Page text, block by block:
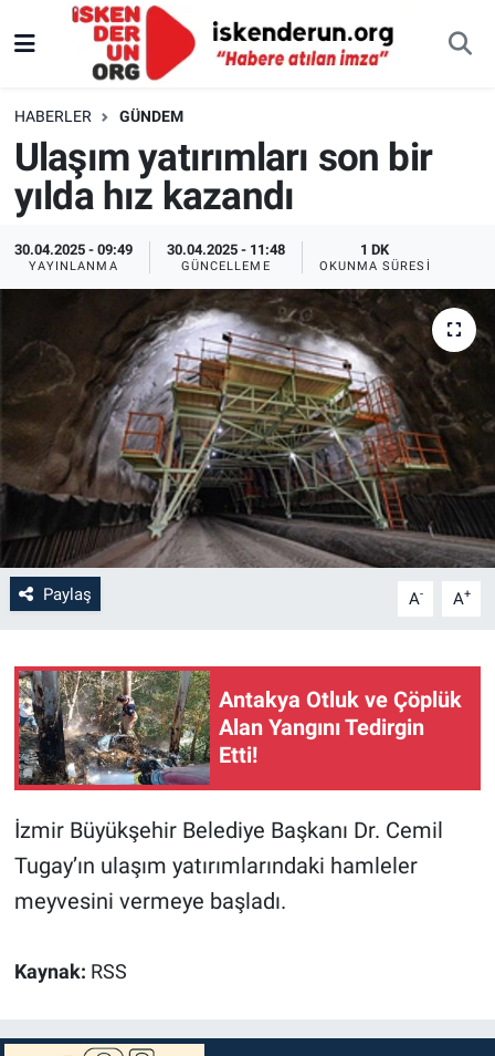
HABERLER GÜNDEM
Ulaşım yatırımları son bir
yılda hız kazandı
30.04.2025 - 09:49
YAYINLANMA
30.04.2025 - 11:48
GÜNCELLEME
1 DK
OKUNMA SÜRESI
Paylaş A- A+
Antakya Otluk ve Çöplük
Alan Yangını Tedirgin
Etti!
İzmir Büyükşehir Belediye Başkanı Dr. Cemil
Tugay’ın ulaşım yatırımlarındaki hamleler
meyvesini vermeye başladı.
Kaynak: RSS